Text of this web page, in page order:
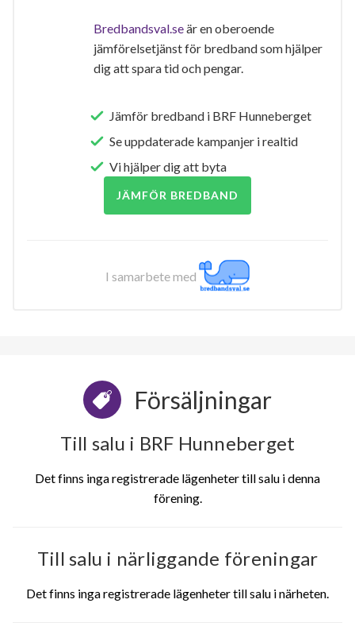
Bredbandsval.seär en oberoende
jämförelsetjänst för bredband som hjälper
dig att spara tid och pengar.
Jämför bredband i BRF Hunneberget
Se uppdaterade kampanjer i realtid
Vi hjälper dig att byta
JÄMFÖR BREDBAND
I samarbete med
Försäljningar
Till salu i BRF Hunneberget
Det finns inga registrerade lägenheter till salu i denna
förening.
Till salu i närliggande föreningar
Det finns inga registrerade lägenheter till salu i närheten.